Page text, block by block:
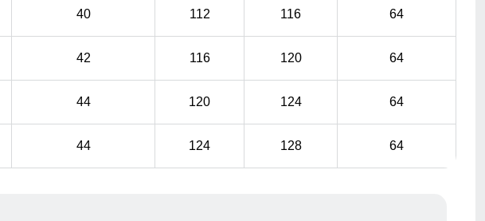
40 112 116 64
42 116 120 64
44 120 124 64
44 124 128 64